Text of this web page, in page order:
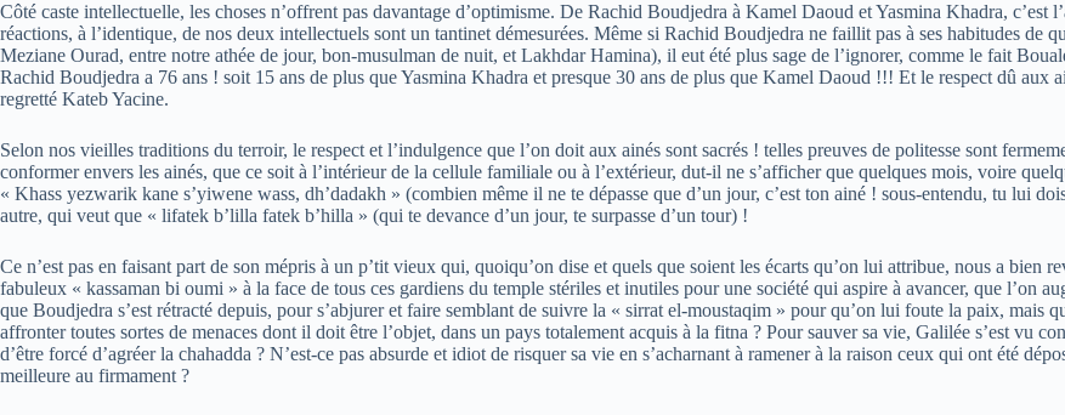
Côté caste intellectuelle, les choses n’offrent pas davantage d’optimisme. De Rachid Boudjedra à Kamel Daoud et Yasmina Khadra,
réactions, à l’identique, de nos deux intellectuels sont un tantinet démesurées. Même si Rachid Boudjedra ne faillit pas à ses habitudes de
Meziane Ourad, entre notre athée de jour, bon-musulman de nuit, et Lakhdar Hamina), il eut été plus sage de l’ignorer, comme le fait
Rachid Boudjedra a 76 ans ! soit 15 ans de plus que Yasmina Khadra et presque 30 ans de plus que Kamel Daoud !!! Et le respect dû aux
regretté Kateb Yacine.
Selon nos vieilles traditions du terroir, le respect et l’indulgence que l’on doit aux ainés sont sacrés ! telles preuves de politesse sont
conformer envers les ainés, que ce soit à l’intérieur de la cellule familiale ou à l’extérieur, dut-il ne s’afficher que quelques mois, voire
« Khass yezwarik kane s’yiwene wass, dh’dadakh » (combien même il ne te dépasse que d’un jour, c’est ton ainé ! sous-entendu, tu lui
autre, qui veut que « lifatek b’lilla fatek b’hilla » (qui te devance d’un jour, te surpasse d’un tour) !
Ce n’est pas en faisant part de son mépris à un p’tit vieux qui, quoiqu’on dise et quels que soient les écarts qu’on lui attribue, nous a
fabuleux « kassaman bi oumi » à la face de tous ces gardiens du temple stériles et inutiles pour une société qui aspire à avancer, que l’on
que Boudjedra s’est rétracté depuis, pour s’abjurer et faire semblant de suivre la « sirrat el-moustaqim » pour qu’on lui foute la paix, mais
affronter toutes sortes de menaces dont il doit être l’objet, dans un pays totalement acquis à la fitna ? Pour sauver sa vie, Galilée s’est vu
d’être forcé d’agréer la chahadda ? N’est-ce pas absurde et idiot de risquer sa vie en s’acharnant à ramener à la raison ceux qui ont été
meilleure au firmament ?